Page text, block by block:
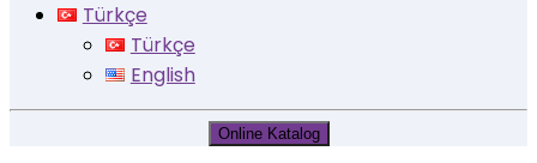
Türkçe
Türkçe
English
Online Katalog